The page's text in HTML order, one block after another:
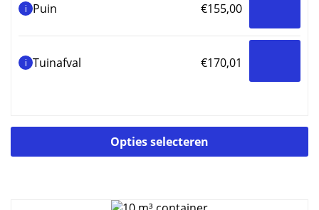
i Puin €155,00
i Tuinafval €170,01
Opties selecteren